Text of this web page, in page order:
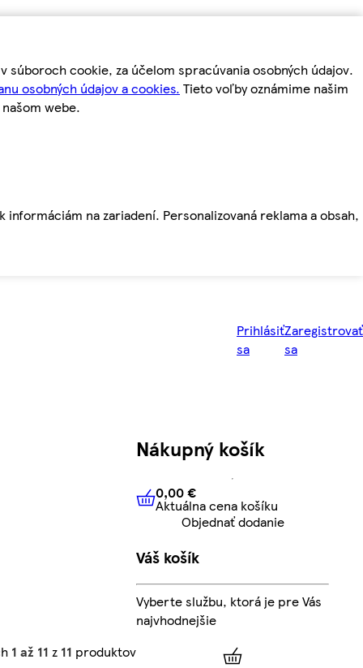
cookie, za účelom spracúvania osobných údajov.
osobných údajov a cookies. Tieto voľby oznámime našim
webe.
na zariadení. Personalizovaná reklama a obsah,
Prihlásiť
sa
Zaregistrovať
sa
1 až 11 z 11 produktov
Nákupný košík
0,00 € Aktuálna cena košíku
0,00 €
Aktuálna cena košíku
Objednať dodanie
Váš košík
Vyberte službu, ktorá je pre Vás
najvhodnejšie